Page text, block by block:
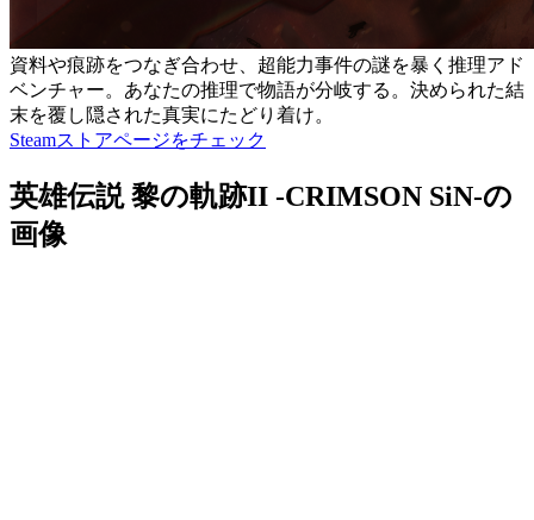
資料や痕跡をつなぎ合わせ、超能力事件の謎を暴く推理アド
ベンチャー。あなたの推理で物語が分岐する。決められた結
末を覆し隠された真実にたどり着け。
Steamストアページをチェック
英雄伝説 黎の軌跡II -CRIMSON SiN-の
画像